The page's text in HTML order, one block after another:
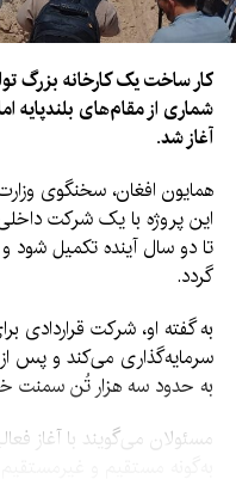
کار ساخت یک کارخانه بزرگ
شماری از مقام‌های بلندپایه
آغاز شد.
همایون افغان، سخنگوی
این پروژه با یک شرکت
تا دو سال آینده تکمیل شود
گردد.
سرمایه‌گذاری می‌کند و پس از
به حدود سه هزار تُن سمنت
مسئولان می‌گویند با آغاز